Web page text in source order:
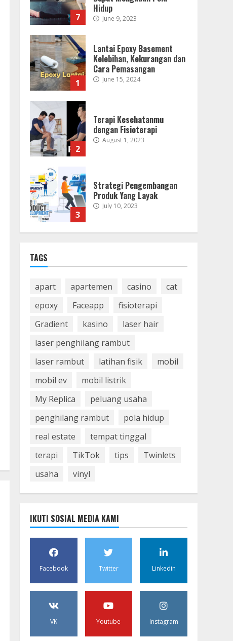
1
Cara Pemasangan
June 15, 2024
2
Terapi Kesehatanmu
dengan Fisioterapi
August 1, 2023
3
Strategi Pengembangan
Produk Yang Layak
July 10, 2023
4
Cara Menggunakan Filter
Mirip Selebriti di
Instagram
July 3, 2023
TAGS
apart apartemen casino
cat
epoxy
Faceapp
fisioterapi
Gradient
kasino
laser hair
laser penghilang rambut
laser rambut
latihan fisik
mobil
mobil ev
mobil listrik
My Replica
peluang usaha
penghilang rambut
pola hidup
real estate
tempat tinggal
terapi
TikTok tips
Twinlets
usaha
vinyl
IKUTI SOSIAL MEDIA KAMI
Facebook Twitter Linkedin
VK Youtube Instagram